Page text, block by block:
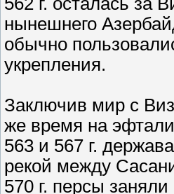
нынешнего
обычно
укрепления.
Заключив мир с
же время на
563 и 567 г.
рекой между
570 г. персы